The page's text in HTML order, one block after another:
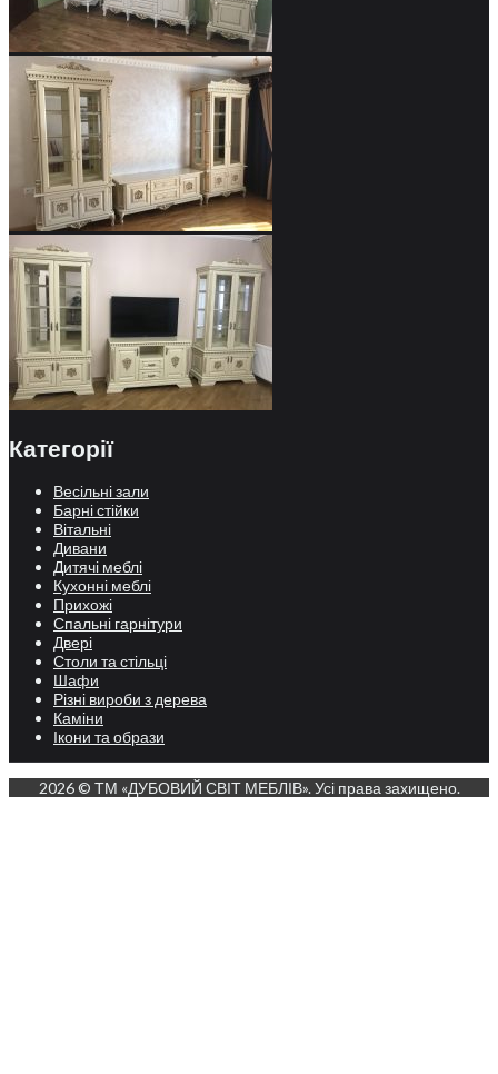
Категорії
Весільні зали
Барні стійки
Вітальні
Дивани
Дитячі меблі
Кухонні меблі
Прихожі
Спальні гарнітури
Двері
Столи та стільці
Шафи
Різні вироби з дерева
Каміни
Ікони та образи
2026 © ТМ «ДУБОВИЙ СВІТ МЕБЛІВ». Усі права захищено.